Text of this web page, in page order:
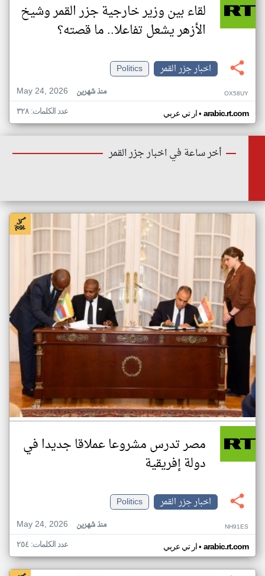
لقاء بين وزير خارجية جزر القمر وشيخ
الأزهر يشعل تفاعلا.. ما قصته؟
اخبار جزر القمر
Politics
May 24, 2026
منذ شهرين OX58UY
ار تي عربي• arabic.rt.com عدد الكلمات: ٣٢٨
أخر ساعة في اخبار جزر القمر
مصر تدرس مشروعا عملاقا جديدا في
دولة إفريقية
اخبار جزر القمر
Politics
May 24, 2026
منذ شهرين NH91ES
ار تي عربي• arabic.rt.com عدد الكلمات: ٢٥٤